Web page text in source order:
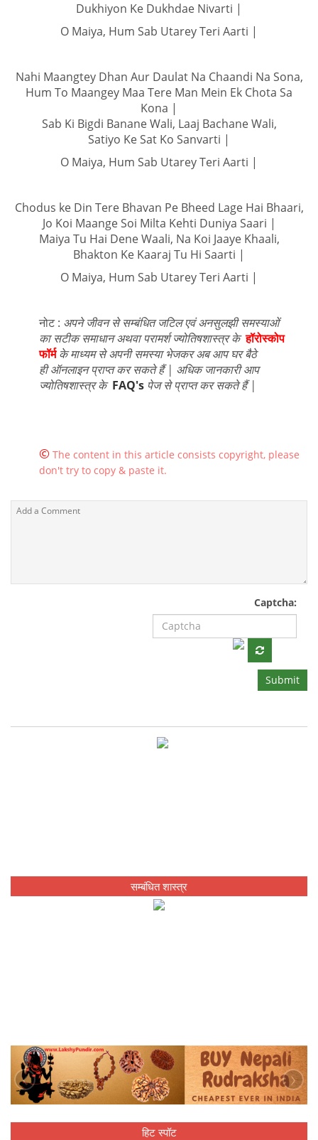
Dukhiyon Ke Dukhdae Nivarti |
O Maiya, Hum Sab Utarey Teri Aarti |
Nahi Maangtey Dhan Aur Daulat Na Chaandi Na Sona,
Hum To Maangey Maa Tere Man Mein Ek Chota Sa
Kona |
Sab Ki Bigdi Banane Wali, Laaj Bachane Wali,
Satiyo Ke Sat Ko Sanvarti |
O Maiya, Hum Sab Utarey Teri Aarti |
Chodus ke Din Tere Bhavan Pe Bheed Lage Hai Bhaari,
Jo Koi Maange Soi Milta Kehti Duniya Saari |
Maiya Tu Hai Dene Waali, Na Koi Jaaye Khaali,
Bhakton Ke Kaaraj Tu Hi Saarti |
O Maiya, Hum Sab Utarey Teri Aarti |
नोट : अपने जीवन से सम्बंधित जटिल एवं अनसुलझी समस्याओं
का सटीक समाधान अथवा परामर्श ज्योतिषशास्त्र केहॉरोस्कोप
फॉर्म के माध्यम से अपनी समस्या भेजकर अब आप घर बैठे
ही ऑनलाइन प्राप्त कर सकते हैं | अधिक जानकारी आप
ज्योतिषशास्त्र के FAQ's पेज से प्राप्त कर सकते हैं |
© The content in this article consists copyright, please
don't try to copy & paste it.
Captcha:
Submit
सम्बंधित शास्त्र
‹ ›
हिट स्पॉट